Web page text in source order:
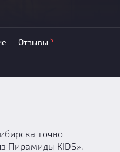
Отзывы 5
точно
Пирамиды KIDS».